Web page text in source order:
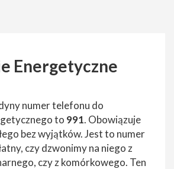
Energetyczne
numer telefonu do
to 991. Obowiązuje
bez wyjątków. Jest to numer
czy dzwonimy na niego z
czy z komórkowego. Ten